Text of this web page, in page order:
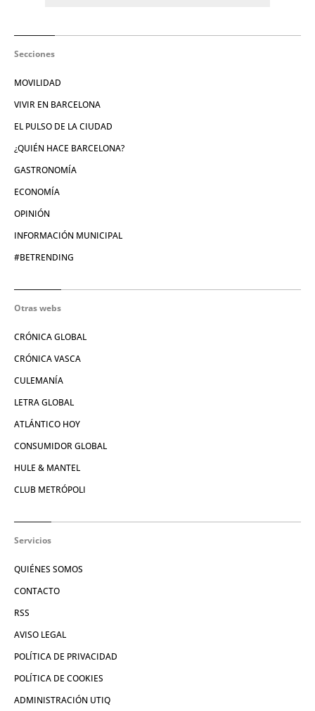
Secciones
MOVILIDAD
VIVIR EN BARCELONA
EL PULSO DE LA CIUDAD
¿QUIÉN HACE BARCELONA?
GASTRONOMÍA
ECONOMÍA
OPINIÓN
INFORMACIÓN MUNICIPAL
#BETRENDING
Otras webs
CRÓNICA GLOBAL
CRÓNICA VASCA
CULEMANÍA
LETRA GLOBAL
ATLÁNTICO HOY
CONSUMIDOR GLOBAL
HULE & MANTEL
CLUB METRÓPOLI
Servicios
QUIÉNES SOMOS
CONTACTO
RSS
AVISO LEGAL
POLÍTICA DE PRIVACIDAD
POLÍTICA DE COOKIES
ADMINISTRACIÓN UTIQ